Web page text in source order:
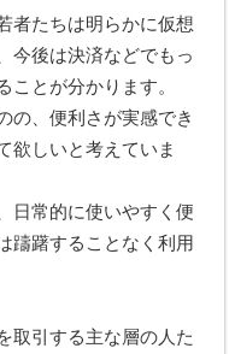
者たちは明らかに仮想
今後は決済などでもっ
ことが分かります。
の、便利さが実感でき
欲しいと考えていま
日常的に使いやすく便
躊躇することなく利用
取引する主な層の人た